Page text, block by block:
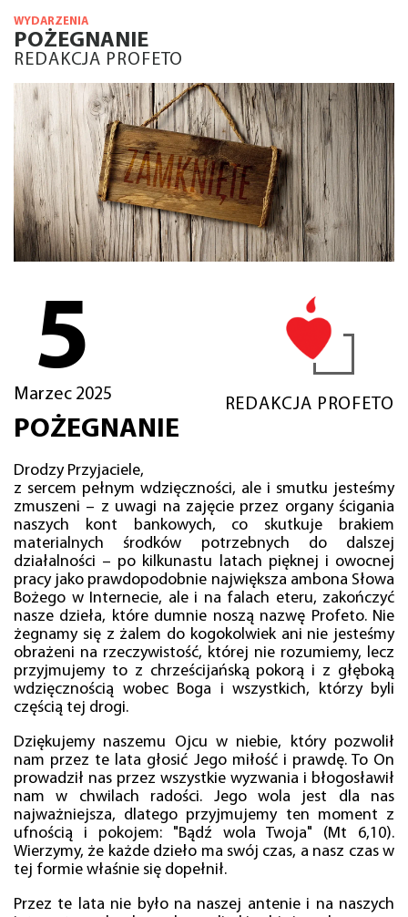
WYDARZENIA
POŻEGNANIE
REDAKCJA PROFETO
5
Marzec 2025
REDAKCJA PROFETO
POŻEGNANIE
Drodzy Przyjaciele,
z sercem pełnym wdzięczności, ale i smutku jesteśmy
zmuszeni – z uwagi na zajęcie przez organy ścigania
naszych kont bankowych, co skutkuje brakiem
materialnych środków potrzebnych do dalszej
działalności – po kilkunastu latach pięknej i owocnej
pracy jako prawdopodobnie największa ambona Słowa
Bożego w Internecie, ale i na falach eteru, zakończyć
nasze dzieła, które dumnie noszą nazwę Profeto. Nie
żegnamy się z żalem do kogokolwiek ani nie jesteśmy
obrażeni na rzeczywistość, której nie rozumiemy, lecz
przyjmujemy to z chrześcijańską pokorą i z głęboką
wdzięcznością wobec Boga i wszystkich, którzy byli
częścią tej drogi.
Dziękujemy naszemu Ojcu w niebie, który pozwolił
nam przez te lata głosić Jego miłość i prawdę. To On
prowadził nas przez wszystkie wyzwania i błogosławił
nam w chwilach radości. Jego wola jest dla nas
najważniejsza, dlatego przyjmujemy ten moment z
ufnością i pokojem: "Bądź wola Twoja" (Mt 6,10).
Wierzymy, że każde dzieło ma swój czas, a nasz czas w
tej formie właśnie się dopełnił.
Przez te lata nie było na naszej antenie i na naszych